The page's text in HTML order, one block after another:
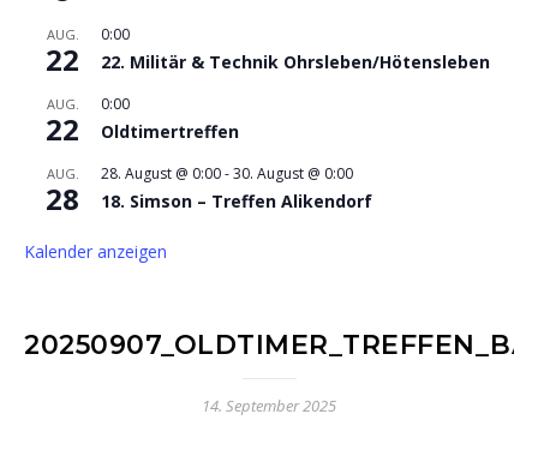
AUG.
22
0:00
22. Militär & Technik Ohrsleben/Hötensleben
AUG.
22
0:00
Oldtimertreffen
AUG.
28
28. August @ 0:00-30. August @ 0:00
18. Simson – Treffen Alikendorf
Kalender anzeigen
14. September 2025